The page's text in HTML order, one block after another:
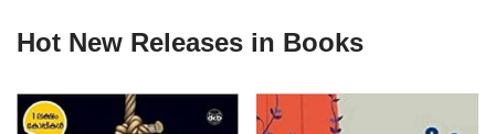
Hot New Releases in Books